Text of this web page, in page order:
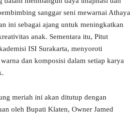
sanggar seni mewarnai Athaya
ini sebagai ajang untuk meningkatkan
anak. Sementara itu, Pitut
ISI Surakarta, menyoroti
dan komposisi dalam setiap karya
meriah ini akan ditutup dengan
oleh Bupati Klaten, Owner Jamed